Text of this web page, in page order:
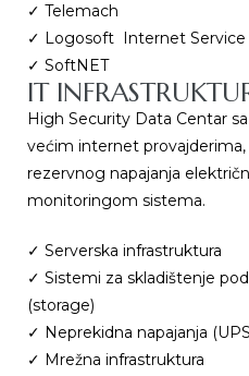
✓ Telemach
✓ Logosoft Internet Service
✓ SoftNET
IT
High Security Data Centar
većim internet
rezervnog napajanja
monitoringom sistema.
✓ Serverska infrastruktura
✓ Sistemi za skladištenje
(storage)
✓ Neprekidna napajanja
✓ Mrežna infrastruktura